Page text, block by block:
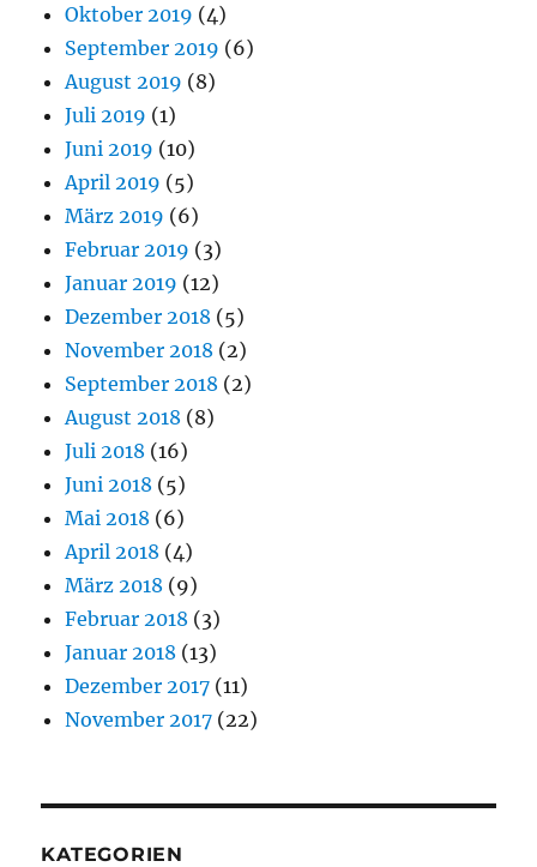
Oktober 2019 (4)
September 2019 (6)
August 2019 (8)
Juli 2019 (1)
Juni 2019 (10)
April 2019 (5)
März 2019 (6)
Februar 2019 (3)
Januar 2019 (12)
Dezember 2018 (5)
November 2018 (2)
September 2018 (2)
August 2018 (8)
Juli 2018 (16)
Juni 2018 (5)
Mai 2018 (6)
April 2018 (4)
März 2018 (9)
Februar 2018 (3)
Januar 2018 (13)
Dezember 2017 (11)
November 2017 (22)
KATEGORIEN